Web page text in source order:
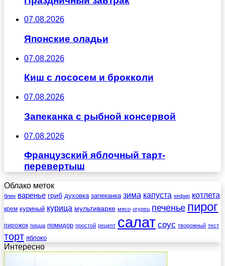
07.08.2026
Японские оладьи
07.08.2026
Киш с лососем и брокколи
07.08.2026
Запеканка с рыбной консервой
07.08.2026
Французский яблочный тарт-
перевертыш
Облако меток
блин варенье гриб духовка запеканка зима капуста кефир котлета
крем куриный курица мультиварке мясо огурец печенье пирог
пирожок пицца помидор простой рецепт салат соус творожный тест
торт яблоко
Интересно